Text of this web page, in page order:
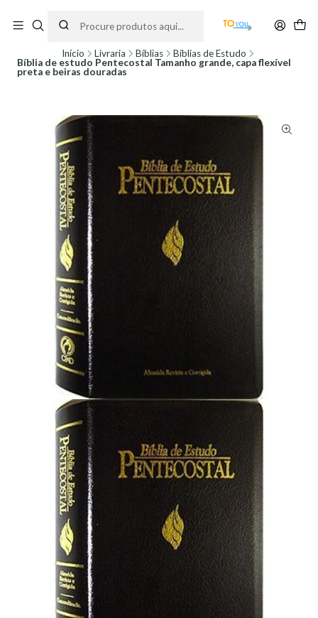
partir do dia 11 de Agosto, às 10H.
Início Livraria Bíblias
Bíblias de Estudo
Bíblia de estudo Pentecostal Tamanho grande, capa flexível
preta e beiras douradas